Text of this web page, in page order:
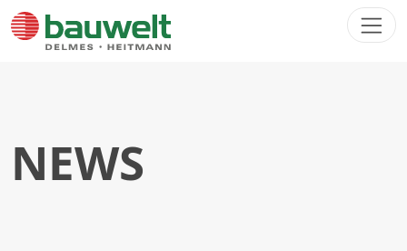
Direkt zur Hauptnavigation springen
Direkt zum Inhalt springen
NEWS